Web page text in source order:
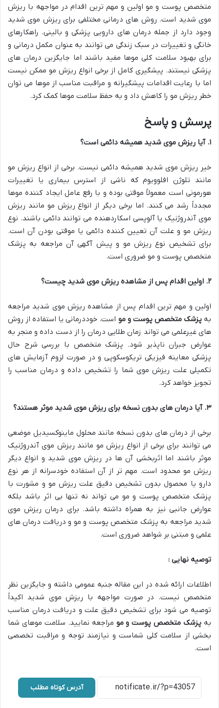
متخصص پوست و مو اولین و مهم ترین اقدام در مواجهه با ریزش
موی شدید است. روش های درمانی مختلفی برای ریزش موی شدید
وجود دارد از جمله درمان های دارویی پزشکی و بالینی. راهکارهای
خانگی و تغییرات در سبک زندگی می توانند به عنوان مکمل درمانی و
برای بهبود سلامت کلی موها مفید باشند اما جایگزین درمان های
پزشکی نیستند. پیشگیری کامل از برخی انواع ریزش مو ممکن نیست
اما با رعایت اقدامات پیشگیرانه و مراقبت مناسب از موها می توان
خطر ریزش مو را کاهش داد و به حفظ سلامت موها کمک کرد.
پرسش و پاسخ
۱.آیا ریزش موی شدید همیشه دائمی است؟
خیر ریزش موی شدید همیشه دائمی نیست. برخی از انواع ریزش مو
مانند تلوژن افلوویوم که ناشی از استرس بیماری یا تغییرات
هورمونی است معمولاً موقتی بوده و با رفع عامل ایجاد کننده موها
مجدداً رشد می کنند. اما برخی دیگر از انواع ریزش مو مانند ریزش
موی آندروژنیک یا آلوپسی اسکاردهنده می توانند دائمی باشند. نوع
ریزش مو و علت آن تعیین کننده دائمی یا موقتی بودن آن است.
برای تشخیص نوع ریزش مو و پیش آگهی آن مراجعه به پزشک
متخصص پوست و مو ضروری است.
۲. اولین اقدام پس از مشاهده ریزش موی شدید چیست؟
اولین و مهم ترین اقدام پس از مشاهده ریزش موی شدید مراجعه
بهپزشک متخصص پوست و مو است. خوددرمانی یا استفاده از روش
های غیرعلمی می تواند زمان طلایی درمان را از دست داده و منجر به
عوارض جبران ناپذیر شود. پزشک متخصص با بررسی شرح حال
پزشکی معاینه فیزیکی تریکوسکوپی و در صورت لزوم آزمایش های
تکمیلی علت ریزش موی شما را تشخیص داده و درمان مناسب را
تجویز خواهد کرد.
۳.آیا درمان های بدون نسخه برای ریزش موی شدید موثر هستند؟
برخی از درمان های بدون نسخه مانند محلول ماینوکسیدیل موضعی
می توانند برای برخی از انواع ریزش مو مانند ریزش موی آندروژنیک
موثر باشند اما اثربخشی آن ها در ریزش موی شدید و انواع دیگر
ریزش مو محدود است. مهم تر از آن استفاده خودسرانه از هر نوع
دارو یا محصول بدون تشخیص دقیق علت ریزش مو و مشورت با
پزشک متخصص پوست و مو می تواند نه تنها بی اثر باشد بلکه
عوارض جانبی نیز به همراه داشته باشد. برای درمان ریزش موی
شدید مراجعه به پزشک متخصص پوست و مو و دریافت درمان های
علمی و مبتنی بر شواهد ضروری است.
توصیه نهایی :
اطلاعات ارائه شده در این مقاله جنبه عمومی داشته و جایگزین نظر
متخصص نیست. در صورت مواجهه با ریزش موی شدید اکیداً
توصیه می شود برای تشخیص دقیق علت و دریافت درمان مناسب
به پزشک متخصص پوست و مو مراجعه نمایید. سلامت موهای شما
بخشی از سلامت کلی شماست و نیازمند توجه و مراقبت تخصصی
است.
آدرس کوتاه مطلب